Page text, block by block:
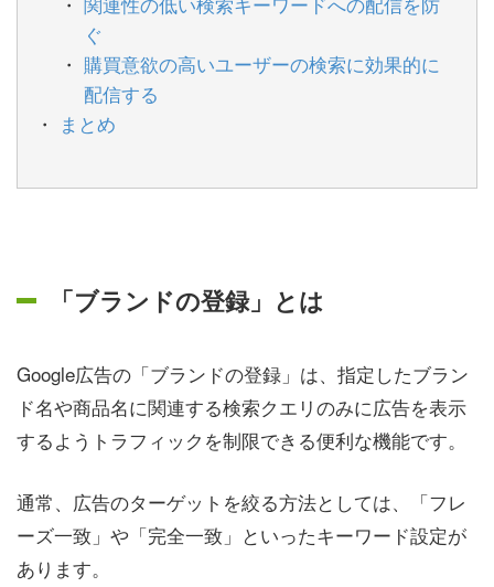
ぐ
購買意欲の高いユーザーの検索に効果的に
配信する
まとめ
「ブランドの登録」とは
Google広告の「ブランドの登録」は、指定したブラン
ド名や商品名に関連する検索クエリのみに広告を表示
するようトラフィックを制限できる便利な機能です。
通常、広告のターゲットを絞る方法としては、「フレ
ーズ一致」や「完全一致」といったキーワード設定が
あります。